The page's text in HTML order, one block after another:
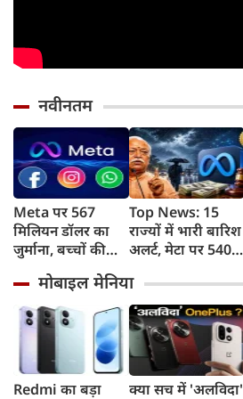
नवीनतम
Meta पर 567
मिलियन डॉलर का
जुर्माना, बच्चों की
कोर्ट का बड़ा फैसला
Top News: 15
राज्यों में भारी बारिश
अलर्ट, मेटा पर 5400
Gen-Z पर क्या बोले
मोहन भागवत
मोबाइल मेनिया
Redmi का बड़ा
क्या सच में 'अलविदा'